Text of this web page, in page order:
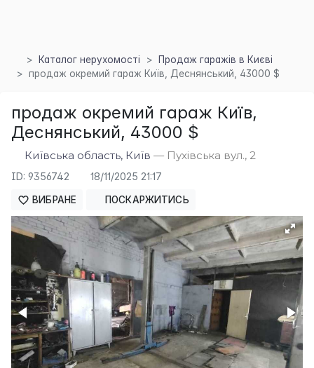
Каталог нерухомості
Продаж гаражів в Києві
продаж окремий гараж Київ, Деснянський, 43000 $
продаж окремий гараж Київ,
Деснянський, 43000 $
Київська область, Київ — Пухівська вул., 2
ID: 9356742 18/11/2025 21:17
ВИБРАНЕ ПОСКАРЖИТИСЬ